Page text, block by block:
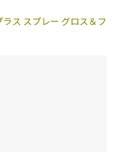
ス スプレー グロス＆フ